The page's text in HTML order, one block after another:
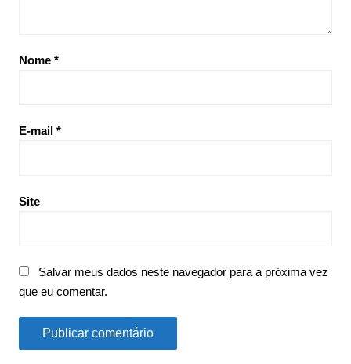
Nome *
E-mail *
Site
Salvar meus dados neste navegador para a próxima vez
que eu comentar.